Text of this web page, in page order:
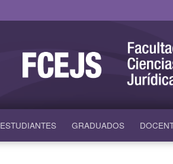
ESTUDIANTES GRADUADOS